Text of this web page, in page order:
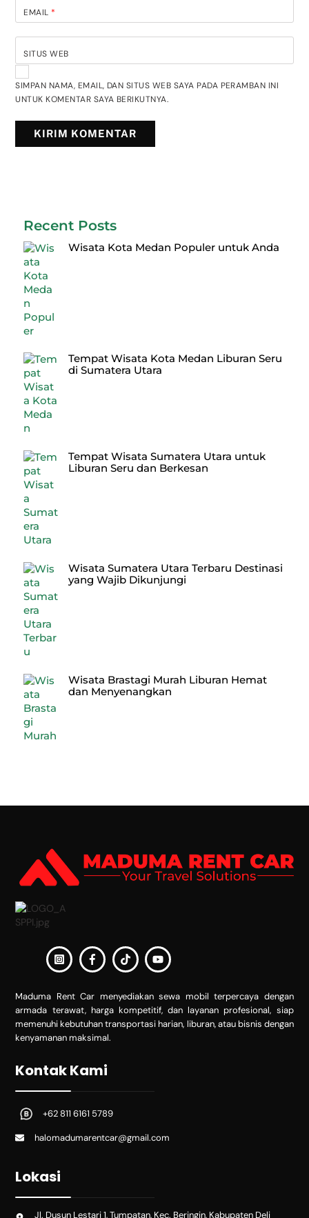
EMAIL *
SITUS WEB
SIMPAN NAMA, EMAIL, DAN SITUS WEB SAYA PADA PERAMBAN INI
UNTUK KOMENTAR SAYA BERIKUTNYA.
Recent Posts
Wisata Kota Medan Populer untuk Anda
Tempat Wisata Kota Medan Liburan Seru
di Sumatera Utara
Tempat Wisata Sumatera Utara untuk
Liburan Seru dan Berkesan
Wisata Sumatera Utara Terbaru Destinasi
yang Wajib Dikunjungi
Wisata Brastagi Murah Liburan Hemat
dan Menyenangkan
Maduma Rent Car menyediakan sewa mobil terpercaya dengan
armada terawat, harga kompetitif, dan layanan profesional, siap
memenuhi kebutuhan transportasi harian, liburan, atau bisnis dengan
kenyamanan maksimal.
Kontak Kami
+62 811 6161 5789
halomadumarentcar@gmail.com
Lokasi
Jl. Dusun Lestari 1, Tumpatan, Kec. Beringin, Kabupaten Deli